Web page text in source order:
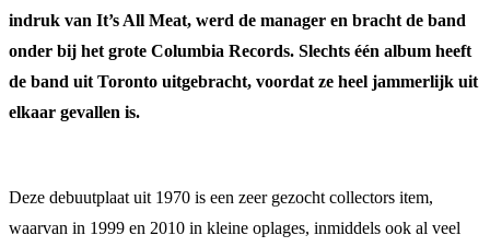
indruk van It’s All Meat, werd de manager en bracht de band
onder bij het grote Columbia Records. Slechts één album heeft
de band uit Toronto uitgebracht, voordat ze heel jammerlijk uit
elkaar gevallen is.
Deze debuutplaat uit 1970 is een zeer gezocht collectors item,
waarvan in 1999 en 2010 in kleine oplages, inmiddels ook al veel